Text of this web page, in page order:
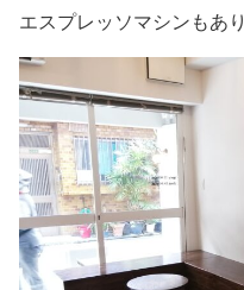
エスプレッソマシンもあ